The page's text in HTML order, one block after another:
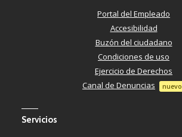
Portal del Empleado
Accesibilidad
Buzón del ciudadano
Condiciones de uso
Ejercicio de Derechos
Canal de Denuncias
nuevo
Servicios